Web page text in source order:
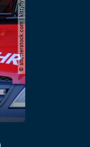
© shutterstock.com | kittyfly